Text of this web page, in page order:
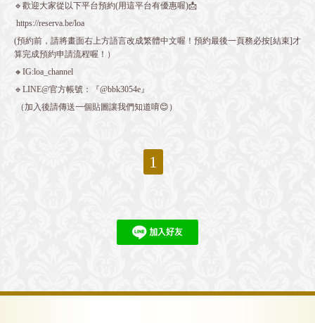
🔹歡迎大家從以下平台預約(用這平台有優惠喔)📩
https://reserva.be/loa
(預約前，請將畫面右上方語言改成繁體中文喔！預約最後一頁務必按[結束]才
算完成預約申請流程喔！）
🔸IG:loa_channel
🔹LINE@官方帳號：『@bbk3054e』
（加入後請傳送一個貼圖讓我們知道唷😊）
1